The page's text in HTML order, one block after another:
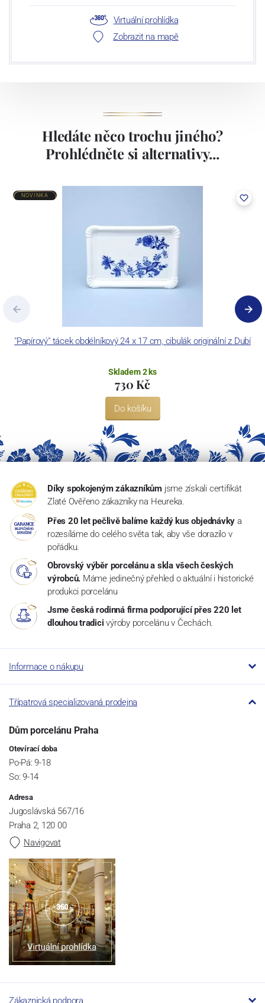
Virtuální prohlídka
Zobrazit na mapě
Hledáte něco trochu jiného?
Prohlédněte si alternativy...
"Papírový" tácek obdélníkový 24 x 17 cm, cibulák originální z Dubí
NOVINKA
Skladem 2 ks
730 Kč
Do košíku
Díky spokojeným zákazníkům jsme získali certifikát
Zlaté Ověřeno zákazníky na Heureka.
Přes 20 let pečlivě balíme každý kus objednávky a
rozesíláme do celého světa tak, aby vše dorazilo v
pořádku.
Obrovský výběr porcelánu a skla všech českých
výrobců. Máme jedinečný přehled o aktuální i historické
produkci porcelánu
Jsme česká rodinná firma podporující přes 220 let
dlouhou tradici výroby porcelánu v Čechách.
Informace o nákupu
Třípatrová specializovaná prodejna
Dům porcelánu Praha
Otevírací doba
Po-Pá: 9-18
So: 9-14
Adresa
Jugoslávská 567/16
Praha 2, 120 00
Navigovat
Zákaznická podpora